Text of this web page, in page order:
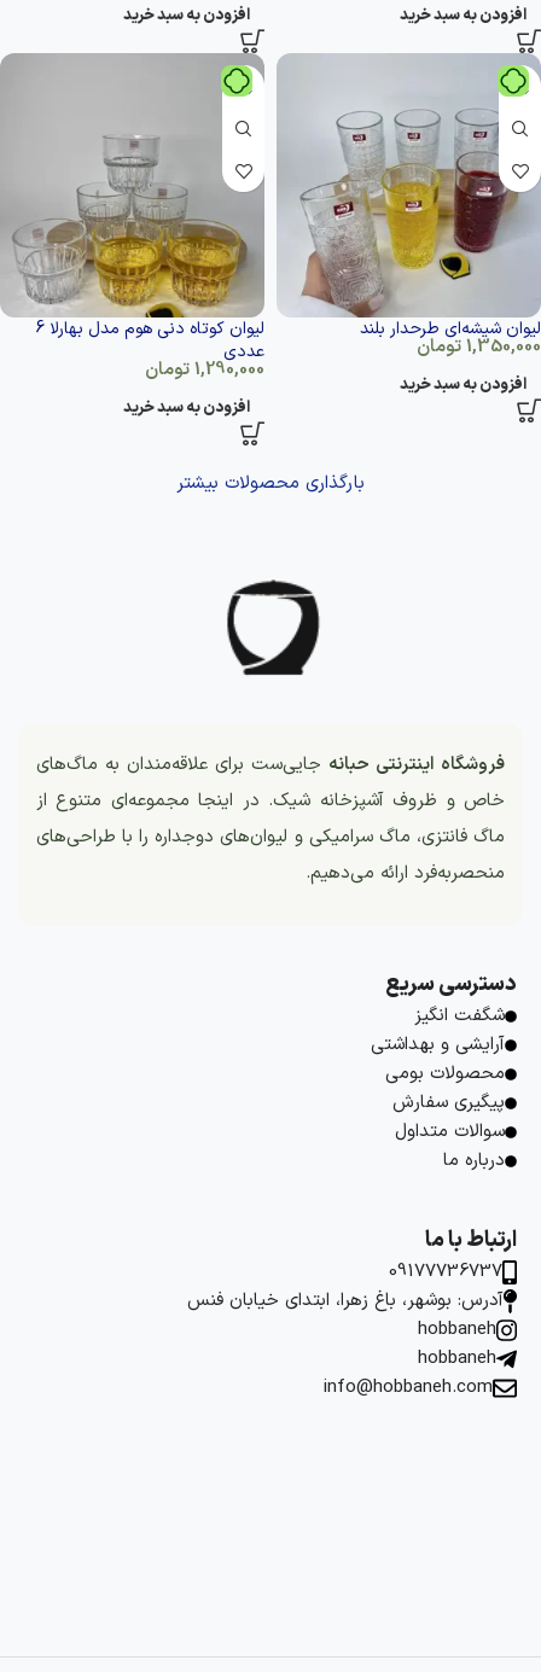
افزودن به سبد خرید افزودن به سبد خرید
لیوان شیشه‌ای طرحدار بلند
1,350,000تومان
افزودن به سبد خرید
لیوان کوتاه دنی هوم مدل بهارلا 6
عددی
1,290,000تومان
افزودن به سبد خرید
بارگذاری محصولات بیشتر
فروشگاه اینترنتی حبانه جایی‌ست برای علاقه‌مندان به ماگ‌های
خاص و ظروف آشپزخانه شیک. در اینجا مجموعه‌ای متنوع از
ماگ فانتزی، ماگ سرامیکی و لیوان‌های دوجداره را با طراحی‌های
منحصربه‌فرد ارائه می‌دهیم.
دسترسی سریع
شگفت انگیز
آرایشی و بهداشتی
محصولات بومی
پیگیری سفارش
سوالات متداول
درباره ما
ارتباط با ما
09177736737
آدرس: بوشهر، باغ زهرا، ابتدای خیابان فنس
hobbaneh
hobbaneh
info@hobbaneh.com